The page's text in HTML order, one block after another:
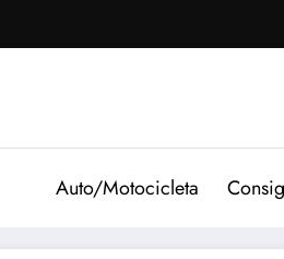
Auto/Motocicleta